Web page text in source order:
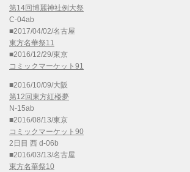
第14回博麗神社例大祭
C-04ab
■2017/04/02/名古屋
東方名華祭11
■2016/12/29/東京
コミックマーケット91
■2016/10/09/大阪
第12回東方紅楼夢
N-15ab
■2016/08/13/東京
コミックマーケット90
2日目 西 d-06b
■2016/03/13/名古屋
東方名華祭10